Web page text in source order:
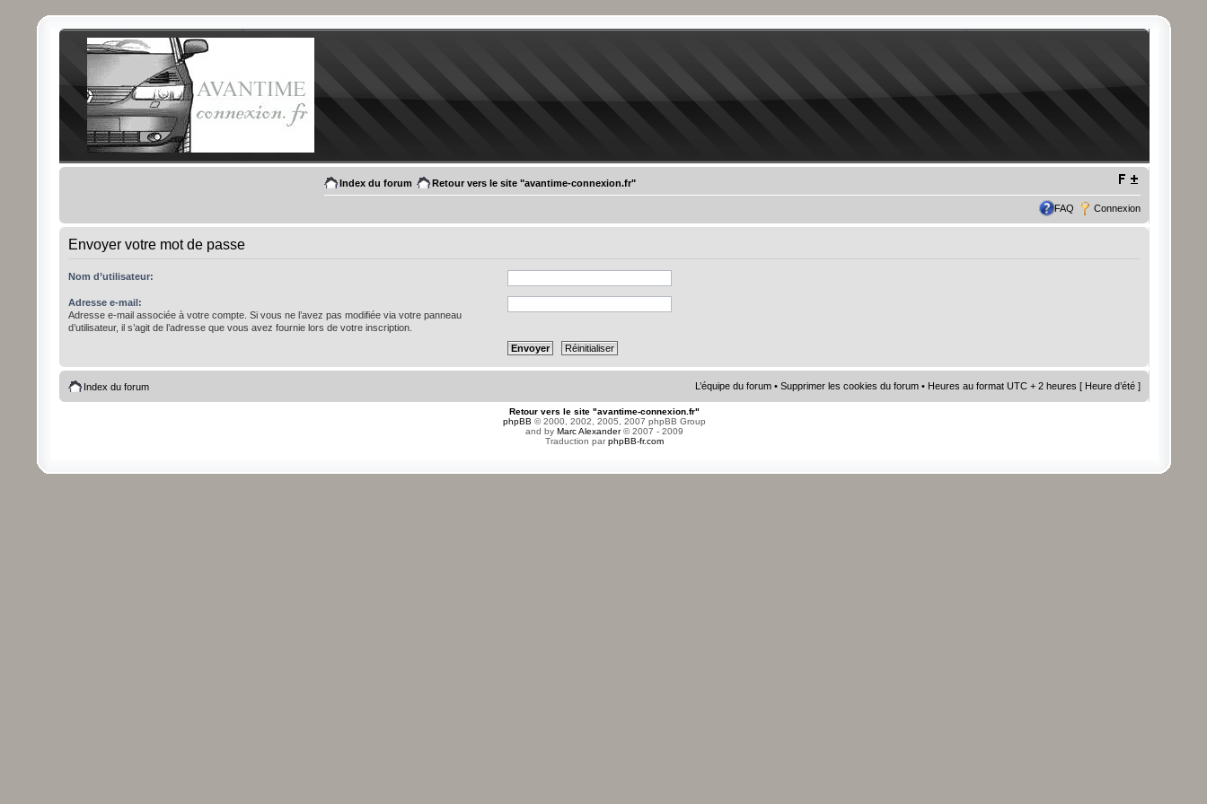
Index du forum Retour vers le site "avantime-connexion.fr"
FAQ Connexion
Envoyer votre mot de passe
Nom d’utilisateur:
Adresse e-mail:
Adresse e-mail associée à votre compte. Si vous ne l’avez pas modifiée via votre panneau
d’utilisateur, il s’agit de l’adresse que vous avez fournie lors de votre inscription.
Index du forum L’équipe du forum •Supprimer les cookies du forum • Heures au format UTC + 2 heures [ Heure d’été ]
Retour vers le site "avantime-connexion.fr"
phpBB © 2000, 2002, 2005, 2007 phpBB Group
and by Marc Alexander© 2007 - 2009
Traduction parphpBB-fr.com